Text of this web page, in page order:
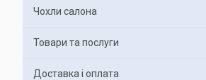
Чохли салона
Товари та послуги
Доставка і оплата